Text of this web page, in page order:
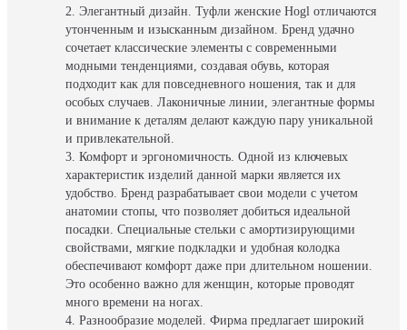
Элегантный дизайн. Туфли женские Hogl отличаются
утонченным и изысканным дизайном. Бренд удачно
сочетает классические элементы с современными
модными тенденциями, создавая обувь, которая
подходит как для повседневного ношения, так и для
особых случаев. Лаконичные линии, элегантные формы
и внимание к деталям делают каждую пару уникальной
и привлекательной.
Комфорт и эргономичность. Одной из ключевых
характеристик изделий данной марки является их
удобство. Бренд разрабатывает свои модели с учетом
анатомии стопы, что позволяет добиться идеальной
посадки. Специальные стельки с амортизирующими
свойствами, мягкие подкладки и удобная колодка
обеспечивают комфорт даже при длительном ношении.
Это особенно важно для женщин, которые проводят
много времени на ногах.
Разнообразие моделей. Фирма предлагает широкий